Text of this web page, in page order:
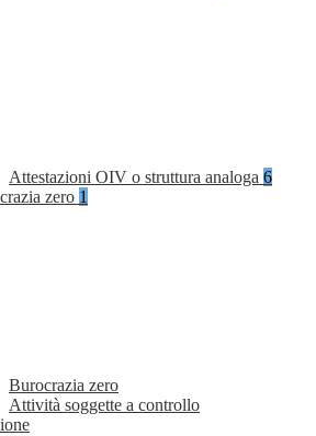
Attestazioni OIV o struttura analoga 6
zero 1
Burocrazia zero
Attività soggette a controllo